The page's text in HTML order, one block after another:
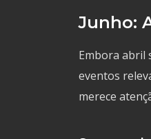
Junho:
Embora abril
eventos
merece